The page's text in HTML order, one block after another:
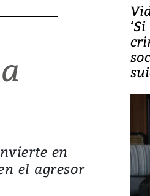
en
el agresor